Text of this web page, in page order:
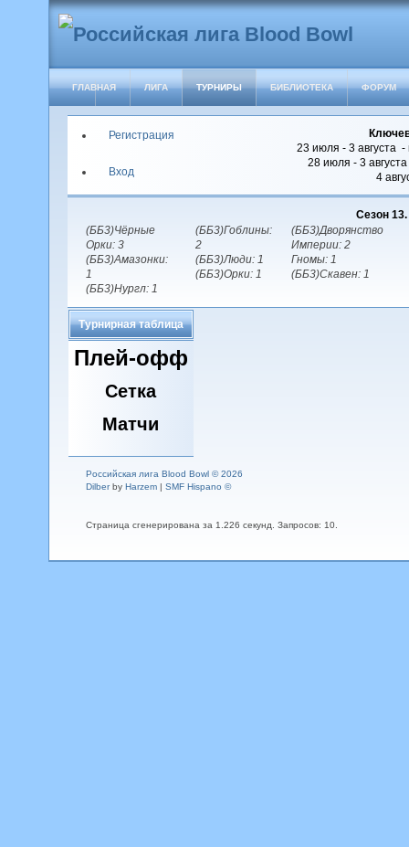
ГЛАВНАЯ ЛИГА ТУРНИРЫ БИБЛИОТЕКА ФОРУМ
Регистрация
Вход
23 июля - 3 августа -
28 июля - 3
4
Сезон 13.
(ББ3)Чёрные
Орки: 3
(ББ3)Амазонки:
1
(ББ3)Нургл: 1
(ББ3)Гоблины:
2
(ББ3)Люди: 1
(ББ3)Орки: 1
(ББ3)Дворянство
Империи: 2
Гномы: 1
(ББ3)Скавен: 1
Турнирная таблица
Плей-офф
Сетка
Матчи
Российская лига Blood Bowl © 2026
Dilberby Harzem| SMF Hispano ©
Страница сгенерирована за 1.226 секунд. Запросов: 10.